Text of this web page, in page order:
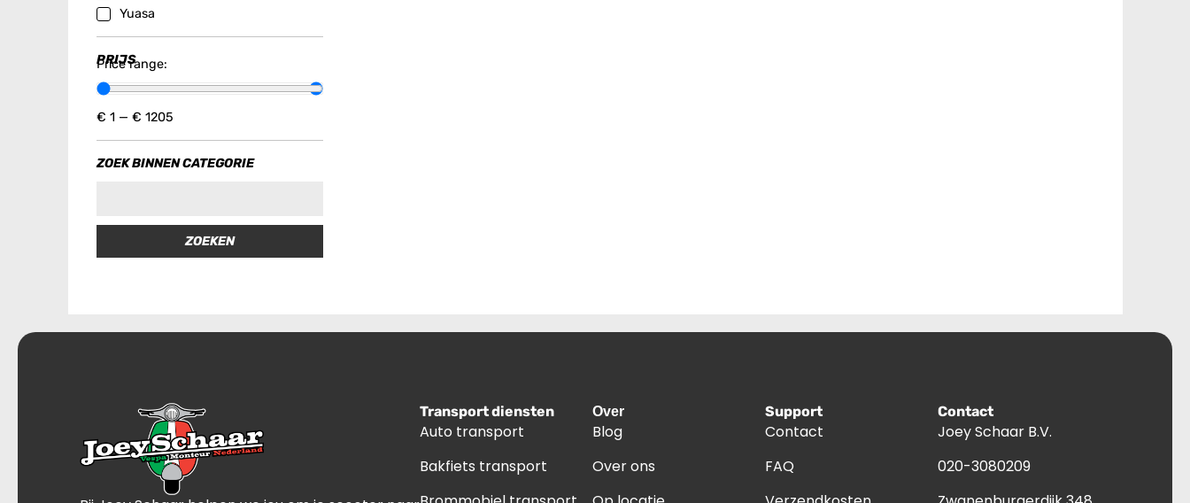
Yuasa
PRIJS
Price range:
€ 1 — € 1205
ZOEK BINNEN CATEGORIE
ZOEKEN
Transport diensten
Auto transport
Bakfiets transport
Over
Blog
Over ons
Support
Contact
FAQ
Contact
Joey Schaar B.V.
020-3080209